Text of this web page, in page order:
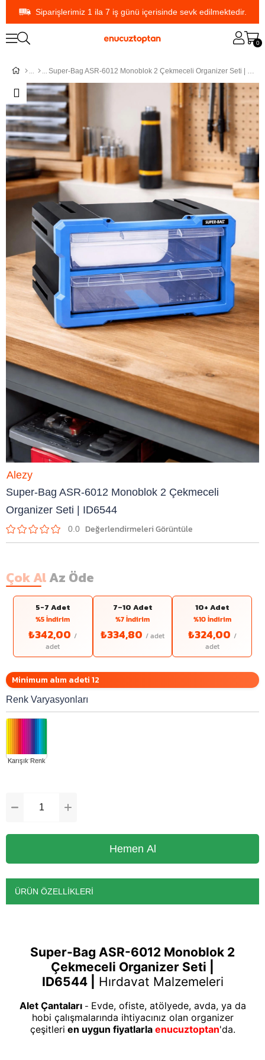
Siparişlerimiz 1 ila 7 iş günü içerisinde sevk edilmektedir.
0
Super-Bag ASR-6012 Monoblok 2 Çekmeceli Organizer Seti | ID6544
Super-Bag ASR-6012 Monoblok 2 Çekmeceli
Organizer Seti | ID6544
0.0
Alezy
Çok AlAz Öde
5-7 Adet
%5 İndirim
₺342,00
7–10 Adet
%7 İndirim
₺334,80
10+ Adet
%10 İndirim
₺324,00
Minimum alım adeti 12
Renk Varyasyonları
ÜRÜN ÖZELLIKLERI
Super-Bag ASR-6012 Monoblok 2
Çekmeceli Organizer Seti |
ID6544 |
Hırdavat Malzemeleri
Alet Çantaları- Evde, ofiste, atölyede, avda, ya da
hobi çalışmalarında ihtiyacınız olan organizer
çeşitleri en uygun fiyatlarla enucuztoptan'da.